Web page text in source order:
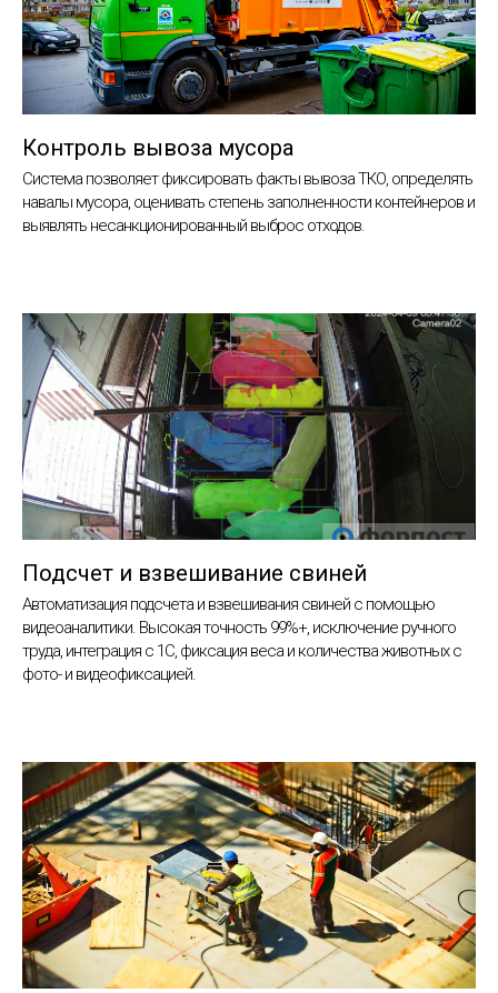
Контроль вывоза мусора
Система позволяет фиксировать факты вывоза ТКО, определять
навалы мусора, оценивать степень заполненности контейнеров и
выявлять несанкционированный выброс отходов.
Подсчет и взвешивание свиней
Автоматизация подсчета и взвешивания свиней с помощью
видеоаналитики. Высокая точность 99%+, исключение ручного
труда, интеграция с 1С, фиксация веса и количества животных с
фото- и видеофиксацией.